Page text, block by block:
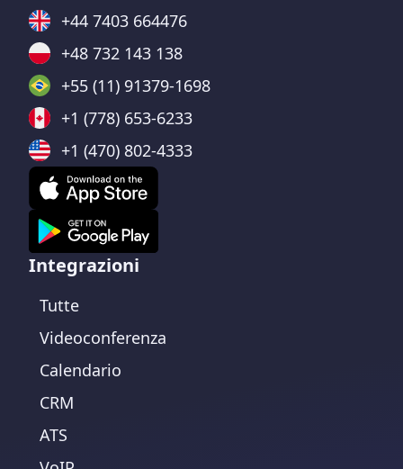
+44 7403 664476
+48 732 143 138
+55 (11) 91379-1698
+1 (778) 653-6233
+1 (470) 802-4333
Integrazioni
Tutte
Videoconferenza
Calendario
CRM
ATS